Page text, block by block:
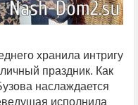
хранила интригу
праздник. Как
наслаждается
исполнила